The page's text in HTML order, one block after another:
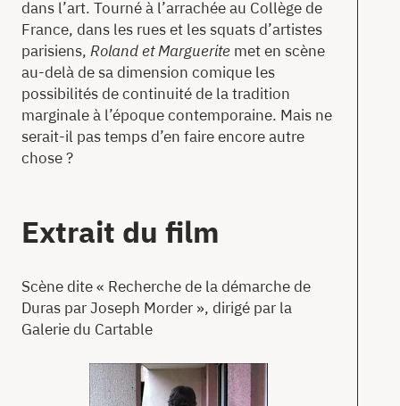
dans l’art. Tourné à l’arrachée au Collège de
France, dans les rues et les squats d’artistes
parisiens, Roland et Marguerite met en scène
au-delà de sa dimension comique les
possibilités de continuité de la tradition
marginale à l’époque contemporaine. Mais ne
serait-il pas temps d’en faire encore autre
chose ?
Extrait du film
Scène dite « Recherche de la démarche de
Duras par Joseph Morder », dirigé par la
Galerie du Cartable